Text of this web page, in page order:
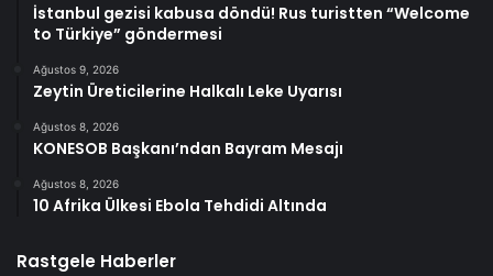
İstanbul gezisi kabusa döndü! Rus turistten “Welcome
to Türkiye” göndermesi
Ağustos 9, 2026
Zeytin Üreticilerine Halkalı Leke Uyarısı
Ağustos 8, 2026
KONESOB Başkanı’ndan Bayram Mesajı
Ağustos 8, 2026
10 Afrika Ülkesi Ebola Tehdidi Altında
Rastgele Haberler